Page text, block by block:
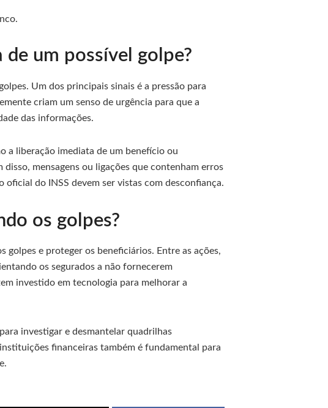
de um possível golpe?
Um dos principais sinais é a pressão para
criam um senso de urgência para que a
das informações.
a liberação imediata de um benefício ou
mensagens ou ligações que contenham erros
do INSS devem ser vistas com desconfiança.
os golpes?
golpes e proteger os beneficiários. Entre as ações,
os segurados a não fornecerem
investido em tecnologia para melhorar a
investigar e desmantelar quadrilhas
financeiras também é fundamental para